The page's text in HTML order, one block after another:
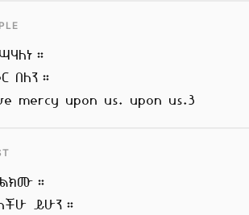
በለን።
mercy upon us. upon us.3
ይሁን።